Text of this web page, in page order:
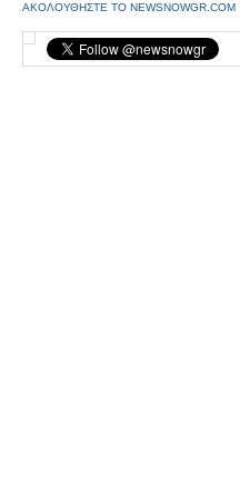
ΑΚΟΛΟΥΘΗΣΤΕ ΤΟ NEWSNOWGR.COM